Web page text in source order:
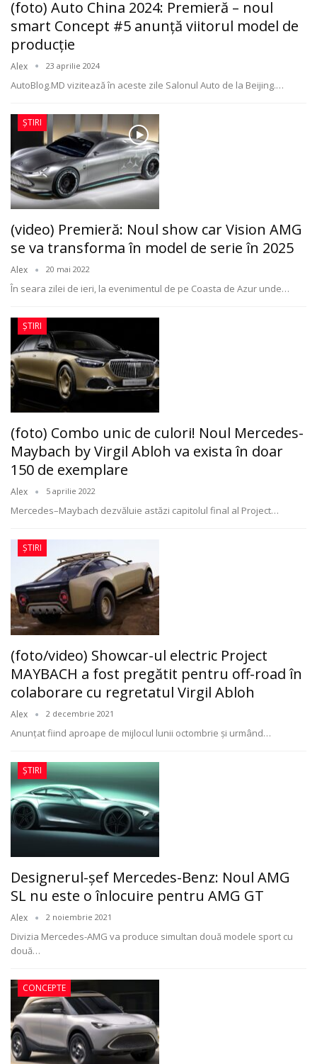
(foto) Auto China 2024: Premieră – noul
smart Concept #5 anunță viitorul model de
producție
Alex 23 aprilie 2024
AutoBlog.MD vizitează în aceste zile Salonul Auto de la Beijing.…
ȘTIRI
(video) Premieră: Noul show car Vision AMG
se va transforma în model de serie în 2025
Alex 20 mai 2022
În seara zilei de ieri, la evenimentul de pe Coasta de Azur unde…
ȘTIRI
(foto) Combo unic de culori! Noul Mercedes-
Maybach by Virgil Abloh va exista în doar
150 de exemplare
Alex 5 aprilie 2022
Mercedes–Maybach dezvăluie astăzi capitolul final al Project…
ȘTIRI
(foto/video) Showcar-ul electric Project
MAYBACH a fost pregătit pentru off-road în
colaborare cu regretatul Virgil Abloh
Alex 2 decembrie 2021
Anunţat fiind aproape de mijlocul lunii octombrie şi urmând…
ȘTIRI
Designerul-şef Mercedes-Benz: Noul AMG
SL nu este o înlocuire pentru AMG GT
Alex 2 noiembrie 2021
Divizia Mercedes-AMG va produce simultan două modele sport cu
două…
CONCEPTE